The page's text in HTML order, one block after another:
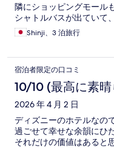
隣にショッピングモール
シャトルバスが出ていて
Shinji、3 泊旅行
宿泊者限定の口コミ
10/10 (最高に素
2026 年 4 月 2 日
ディズニーのホテルなの
過ごせて幸せな余韻にひ
それだけの価値はあると